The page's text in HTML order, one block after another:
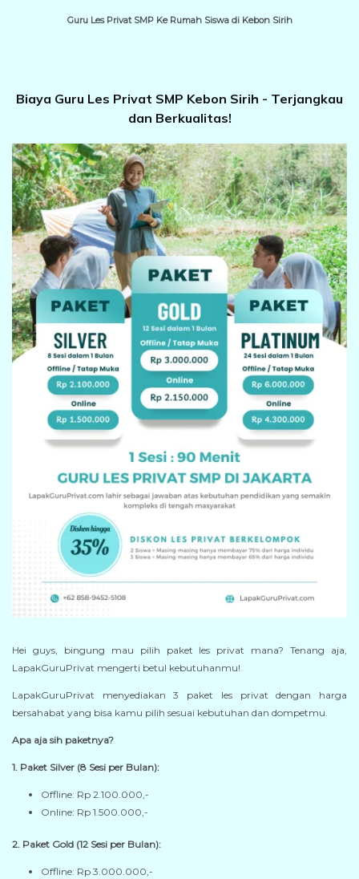
Guru Les Privat SMP Ke Rumah Siswa di Kebon Sirih
Biaya Guru Les Privat SMP Kebon Sirih - Terjangkau
dan Berkualitas!
Hei guys, bingung mau pilih paket les privat mana? Tenang aja,
LapakGuruPrivat mengerti betul kebutuhanmu!
LapakGuruPrivat menyediakan 3 paket les privat dengan harga
bersahabat yang bisa kamu pilih sesuai kebutuhan dan dompetmu.
Apa aja sih paketnya?
1. Paket Silver (8 Sesi per Bulan):
Offline: Rp 2.100.000,-
Online: Rp 1.500.000,-
2. Paket Gold (12 Sesi per Bulan):
Offline: Rp 3.000.000,-